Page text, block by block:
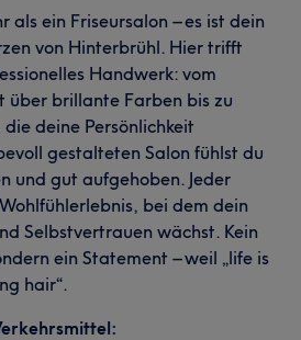
als ein Friseursalon – es ist dein
von Hinterbrühl. Hier trifft
Handwerk: vom
brillante Farben bis zu
deine Persönlichkeit
gestalteten Salon fühlst du
und gut aufgehoben. Jeder
bei dem dein
Selbstvertrauen wächst. Kein
ein Statement – weil „life is
hair“.